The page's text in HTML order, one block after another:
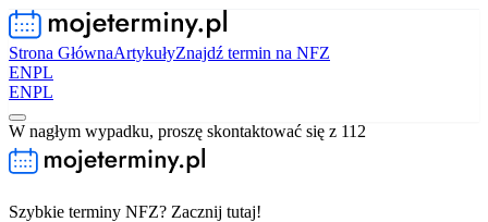
Strona GłównaArtykułyZnajdź termin na NFZ
ENPL
ENPL
W nagłym wypadku, proszę skontaktować się z 112
Szybkie terminy NFZ? Zacznij tutaj!